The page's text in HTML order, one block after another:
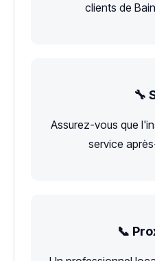
clients de
🔧
Assurez-vous que
service
📞